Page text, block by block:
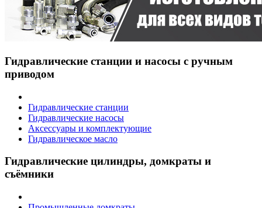
Гидравлические станции и насосы с ручным
приводом
Гидравлические станции
Гидравлические насосы
Аксессуары и комплектующие
Гидравлическое масло
Гидравлические цилиндры, домкраты и
съёмники